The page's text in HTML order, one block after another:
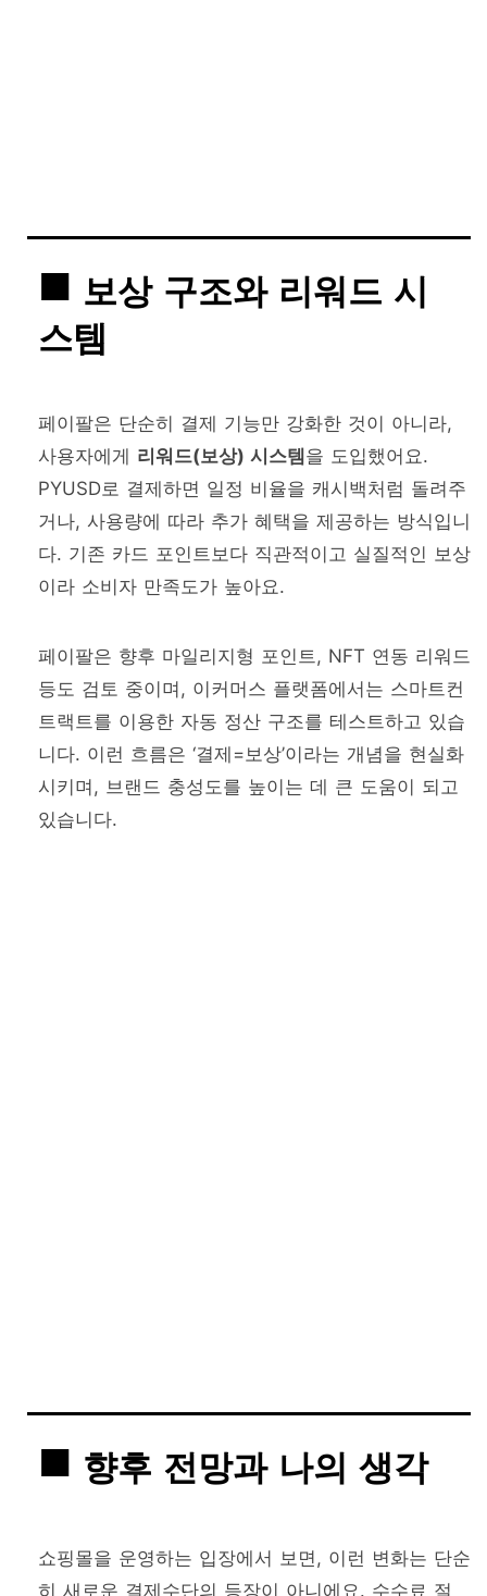
보상 구조와 리워드 시
스템
페이팔은 단순히 결제 기능만 강화한 것이 아니라,
사용자에게 리워드(보상) 시스템 을 도입했어요.
PYUSD로 결제하면 일정 비율을 캐시백처럼 돌려주
거나, 사용량에 따라 추가 혜택을 제공하는 방식입니
다. 기존 카드 포인트보다 직관적이고 실질적인 보상
이라 소비자 만족도가 높아요.
페이팔은 향후 마일리지형 포인트, NFT 연동 리워드
등도 검토 중이며, 이커머스 플랫폼에서는 스마트컨
트랙트를 이용한 자동 정산 구조를 테스트하고 있습
니다. 이런 흐름은 ‘결제=보상’이라는 개념을 현실화
시키며, 브랜드 충성도를 높이는 데 큰 도움이 되고
있습니다.
향후 전망과 나의 생각
쇼핑몰을 운영하는 입장에서 보면, 이런 변화는 단순
히 새로운 결제수단의 등장이 아니에요. 수수료 절